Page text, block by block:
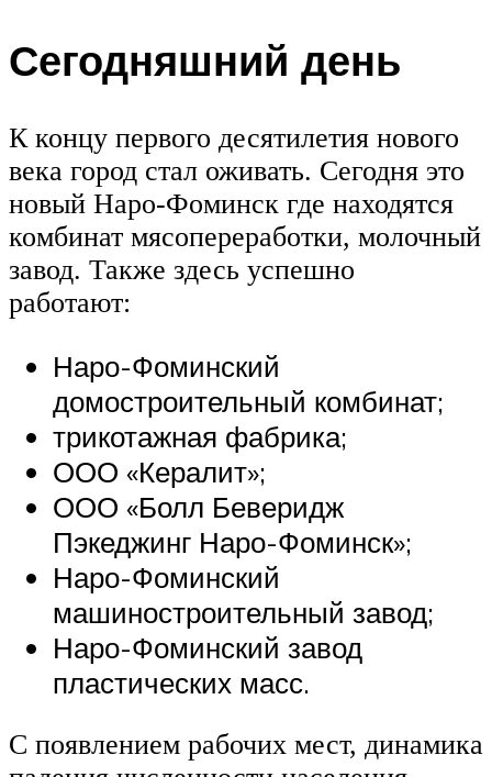
Сегодняшний день
К концу первого десятилетия нового
века город стал оживать. Сегодня это
новый Наро-Фоминск где находятся
комбинат мясопереработки, молочный
завод. Также здесь успешно
работают:
Наро-Фоминский
домостроительный комбинат;
трикотажная фабрика;
ООО «Кералит»;
ООО «Болл Беверидж
Пэкеджинг Наро-Фоминск»;
Наро-Фоминский
машиностроительный завод;
Наро-Фоминский завод
пластических масс.
С появлением рабочих мест, динамика